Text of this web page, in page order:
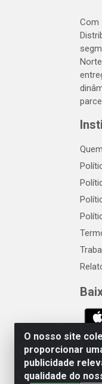
O nosso site
proporcionar
publicidade
qualidade do